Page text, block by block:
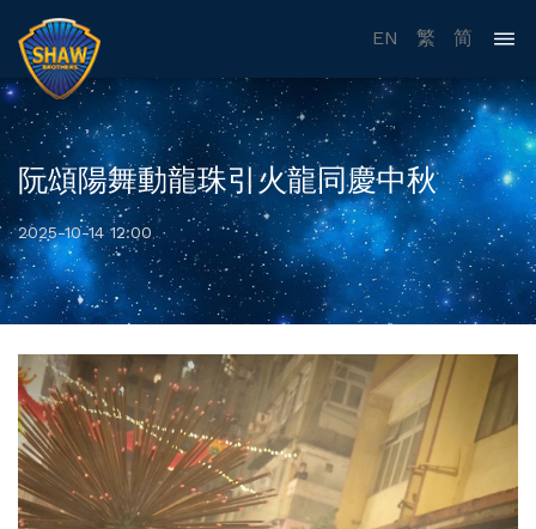
EN 繁 简
阮頌陽舞動龍珠引火龍同慶中秋
2025-10-14 12:00